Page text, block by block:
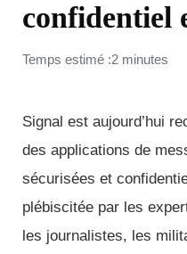
confidentiel
Temps estimé :2 minutes
Signal est aujourd’hui
des applications de
sécurisées et
plébiscitée par les
les journalistes, les